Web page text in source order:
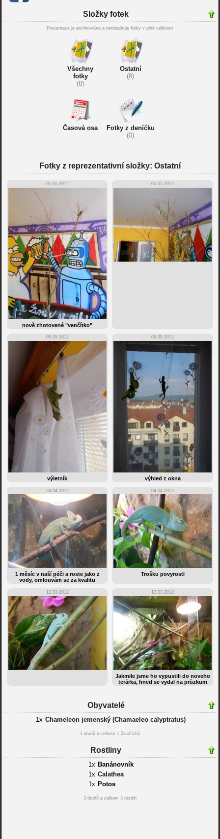
Složky fotek
Prezentace je archivována a neobsahuje fotky v plné velikosti
Všechny
fotky
(8)
Ostatní
(8)
Časová osa
Fotky z deníčku
(0)
Fotky z reprezentativní složky: Ostatní
05.05.2012
nově zhotovené "venčítko"
05.05.2012
05.05.2012
výletník
05.05.2012
výhled z okna
24.04.2012
1 měsíc v naší péči a roste jako z
vody, omlouvám se za kvalitu
04.04.2012
Trošku povyrostl
12.03.2012 12.03.2012
Jakmile jsme ho vypustili do noveho
terárka, hned se vydal na průzkum
Obyvatelé
1x Chameleon jemenský (Chamaeleo calyptratus)
1 druhů a celkem 1 živočichů
Rostliny
1x Banánovník
1x Calathea
1x Potos
3 druhů a celkem 3 rostlin